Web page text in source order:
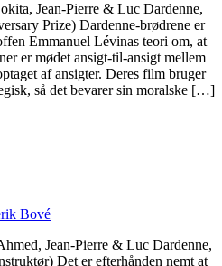
Jean-Pierre & Luc Dardenne,
Prize) Dardenne-brødrene er
Emmanuel Lévinas teori om, at
er mødet ansigt-til-ansigt mellem
af ansigter. Deres film bruger
så det bevarer sin moralske […]
Bové
Jean-Pierre & Luc Dardenne,
Det er efterhånden nemt at